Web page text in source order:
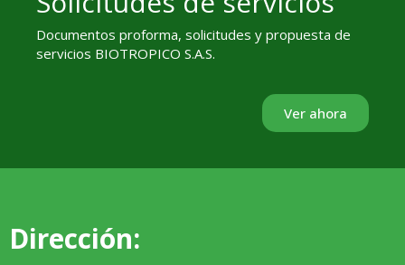
Documentos proforma, solicitudes y propuesta de
servicios BIOTROPICO S.A.S.
Ver ahora
Dirección: